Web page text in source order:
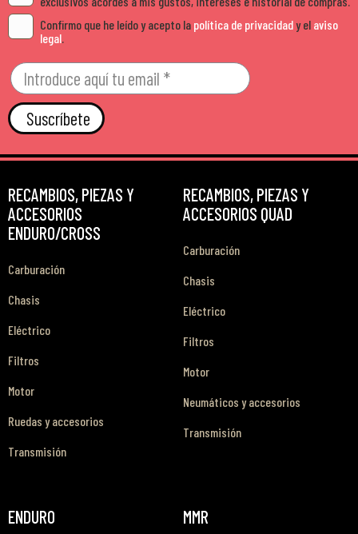
Confirmo que he leído y acepto la política de privacidady el aviso
legal
Suscríbete
RECAMBIOS, PIEZAS Y
ACCESORIOS
ENDURO/CROSS
Carburación
Chasis
Eléctrico
Filtros
Motor
Ruedas y accesorios
Transmisión
RECAMBIOS, PIEZAS Y
ACCESORIOS QUAD
Carburación
Chasis
Eléctrico
Filtros
Motor
Neumáticos y accesorios
Transmisión
ENDURO
MMR